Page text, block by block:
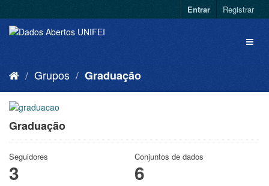
Entrar Registrar
Grupos Graduação
Graduação
Seguidores
3
Conjuntos de dados
6